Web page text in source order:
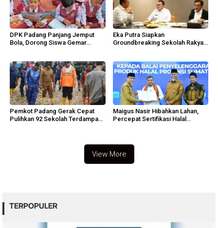
DPK Padang Panjang Jemput
Bola, Dorong Siswa Gemar
Eka Putra Siapkan
Groundbreaking Sekolah Rakyat,
Pemkot Padang Gerak Cepat
Pulihkan 92 Sekolah Terdampak
Maigus Nasir Hibahkan Lahan,
Percepat Sertifikasi Halal
View More
TERPOPULER